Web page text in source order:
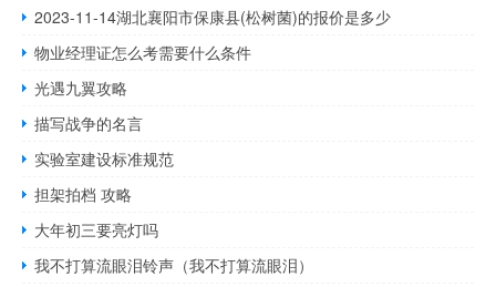
2023-11-14湖北襄阳市保康县(松树菌)的报价是多少
物业经理证怎么考需要什么条件
光遇九翼攻略
描写战争的名言
实验室建设标准规范
担架拍档 攻略
大年初三要亮灯吗
我不打算流眼泪铃声（我不打算流眼泪）